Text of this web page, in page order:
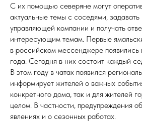
С их помощью северяне могут
актуальные темы с соседями,
управляющей компании и получать
интересующим темам. Первые
в российском мессенджере появились
года. Сегодня в них состоит каждый
В этом году в чатах появился
информирует жителей о важных
конкретного дома, так и для жителей
целом. В частности, предупреждения
явлениях и о сезонных работах.